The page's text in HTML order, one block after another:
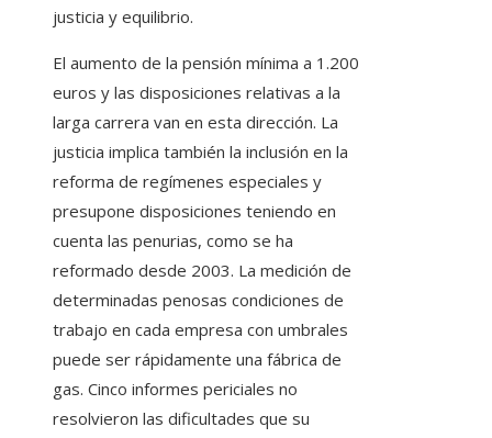
justicia y equilibrio.
El aumento de la pensión mínima a 1.200
euros y las disposiciones relativas a la
larga carrera van en esta dirección. La
justicia implica también la inclusión en la
reforma de regímenes especiales y
presupone disposiciones teniendo en
cuenta las penurias, como se ha
reformado desde 2003. La medición de
determinadas penosas condiciones de
trabajo en cada empresa con umbrales
puede ser rápidamente una fábrica de
gas. Cinco informes periciales no
resolvieron las dificultades que su